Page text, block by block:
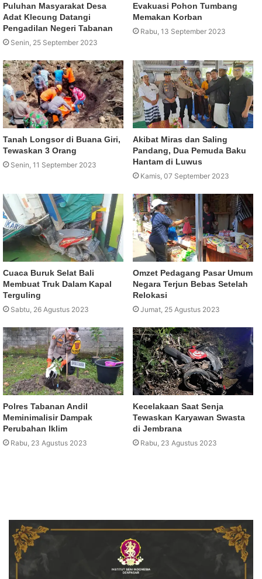
Puluhan Masyarakat Desa
Adat Klecung Datangi
Pengadilan Negeri Tabanan
Senin, 25 September 2023
Evakuasi Pohon Tumbang
Memakan Korban
Rabu, 13 September 2023
Tanah Longsor di Buana Giri,
Tewaskan 3 Orang
Senin, 11 September 2023
Akibat Miras dan Saling
Pandang, Dua Pemuda Baku
Hantam di Luwus
Kamis, 07 September 2023
Cuaca Buruk Selat Bali
Membuat Truk Dalam Kapal
Terguling
Sabtu, 26 Agustus 2023
Omzet Pedagang Pasar Umum
Negara Terjun Bebas Setelah
Relokasi
Jumat, 25 Agustus 2023
Polres Tabanan Andil
Meminimalisir Dampak
Perubahan Iklim
Rabu, 23 Agustus 2023
Kecelakaan Saat Senja
Tewaskan Karyawan Swasta
di Jembrana
Rabu, 23 Agustus 2023